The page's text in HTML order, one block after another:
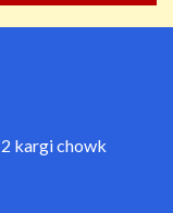
kargi chowk